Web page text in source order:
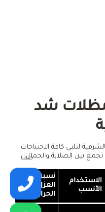
شد
لتلبي كافة الاحتياجات
بين الصلابة والجمال:
الاستخدام
الأنسب
نسبة
العزل
الحراري
كلمنا